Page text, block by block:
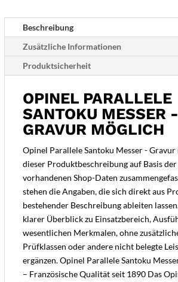
Beschreibung
Zusätzliche Informationen
Produktsicherheit
OPINEL PARALLELE
SANTOKU MESSER -
GRAVUR MÖGLICH
Opinel Parallele Santoku Messer -
dieser Produktbeschreibung auf Basis
vorhandenen Shop-Daten
stehen die Angaben, die sich direkt aus
bestehender Beschreibung ableiten
klarer Überblick zu Einsatzbereich,
wesentlichen Merkmalen, ohne
Prüfklassen oder andere nicht belegte
ergänzen. Opinel Parallele Santoku
– Französische Qualität seit 1890 Das